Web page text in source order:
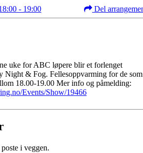
- 19:00 Del
uke for ABC løpere blir et forlenget
Night & Fog. Fellesoppvarming for de som
18.00-19.00 Mer info og påmelding:
Events/Show/19466
i veggen.